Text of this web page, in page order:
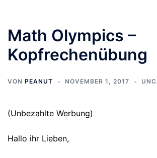
Math Olympics –
Kopfrechenübung
VON PEANUT NOVEMBER 1, 2017
(Unbezahlte Werbung)
Hallo ihr Lieben,